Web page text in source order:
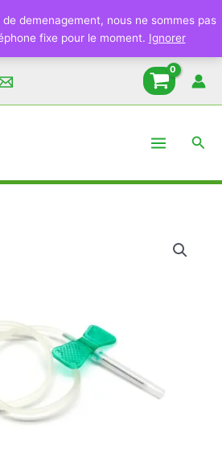
demenagement, nous ne sommes pas
fixe pour le moment. Ignorer